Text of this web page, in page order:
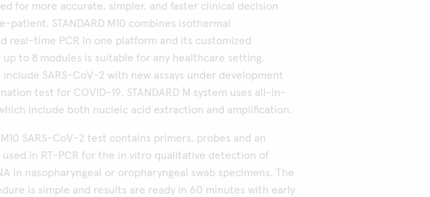
for more accurate, simpler, and faster clinical decision
patient. STANDARD M10 combines isothermal
real-time PCR in one platform and its customized
to 8 modules is suitable for any healthcare setting.
include SARS-CoV-2 with new assays under development
test for COVID-19. STANDARD M system uses all-in-
include both nucleic acid extraction and amplification.
M10 SARS-CoV-2 test contains primers, probes and an
in RT-PCR for the in vitro qualitative detection of
in nasopharyngeal or oropharyngeal swab specimens. The
is simple and results are ready in 60 minutes with early